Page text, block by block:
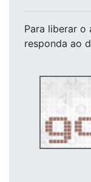
Para liberar o
responda ao